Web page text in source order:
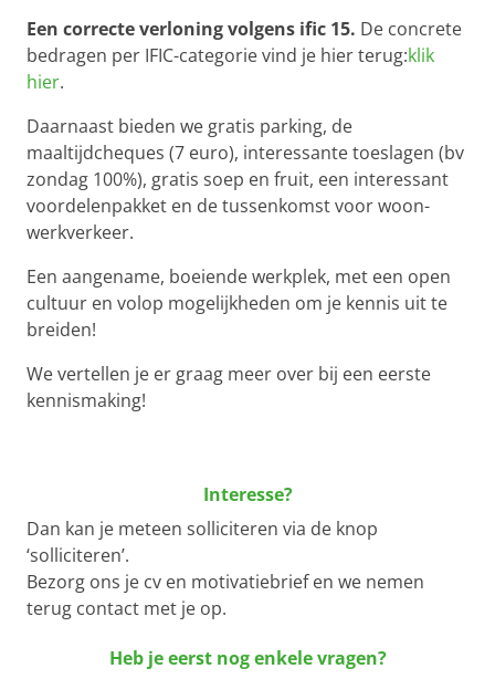
Een correcte verloning volgens ific 15. De concrete
bedragen per IFIC-categorie vind je hier terug:klik
hier.
Daarnaast bieden we gratis parking, de
maaltijdcheques (7 euro), interessante toeslagen (bv
zondag 100%), gratis soep en fruit, een interessant
voordelenpakket en de tussenkomst voor woon-
werkverkeer.
Een aangename, boeiende werkplek, met een open
cultuur en volop mogelijkheden om je kennis uit te
breiden!
We vertellen je er graag meer over bij een eerste
kennismaking!
Interesse?
Dan kan je meteen solliciteren via de knop
‘solliciteren’.
Bezorg ons je cv en motivatiebrief en we nemen
terug contact met je op.
Heb je eerst nog enkele vragen?